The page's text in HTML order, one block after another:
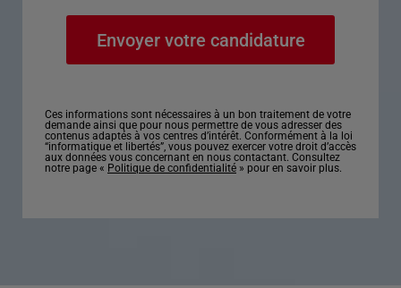
Ces informations sont nécessaires à un bon traitement de votre
demande ainsi que pour nous permettre de vous adresser des
contenus adaptés à vos centres d’intérêt. Conformément à la loi
“informatique et libertés”, vous pouvez exercer votre droit d’accès
aux données vous concernant en nous contactant. Consultez
notre page « Politique de confidentialité » pour en savoir plus.